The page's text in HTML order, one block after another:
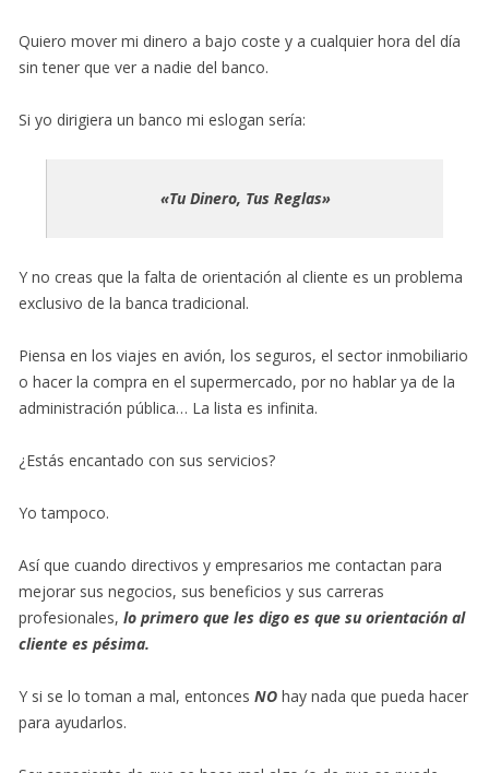
Quiero mover mi dinero a bajo coste y a cualquier hora del día
sin tener que ver a nadie del banco.
Si yo dirigiera un banco mi eslogan sería:
«Tu Dinero, Tus Reglas»
Y no creas que la falta de orientación al cliente es un problema
exclusivo de la banca tradicional.
Piensa en los viajes en avión, los seguros, el sector inmobiliario
o hacer la compra en el supermercado, por no hablar ya de la
administración pública… La lista es infinita.
¿Estás encantado con sus servicios?
Yo tampoco.
Así que cuando directivos y empresarios me contactan para
mejorar sus negocios, sus beneficios y sus carreras
profesionales, lo primero que les digo es que su orientación al
cliente es pésima.
Y si se lo toman a mal, entonces NO hay nada que pueda hacer
para ayudarlos.